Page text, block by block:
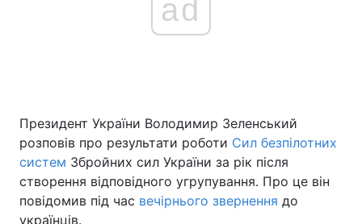
ad
Президент України Володимир Зеленський
розповів про результати роботи Сил безпілотних
систем Збройних сил України за рік після
створення відповідного угрупування. Про це він
повідомив під час вечірнього звернення до
українців.